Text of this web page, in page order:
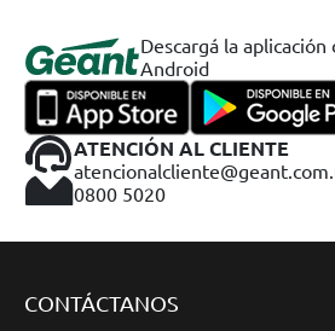
Descargá la
Android
ATENCIÓN AL CLIENTE
0800 5020
CONTÁCTANOS